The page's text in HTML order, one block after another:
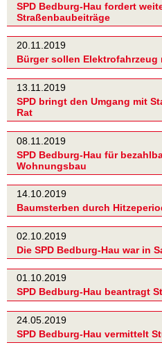
SPD Bedburg-Hau fordert
Straßenbaubeiträge
20.11.2019
Bürger sollen Elektrofahrzeug
13.11.2019
SPD bringt den Umgang mit
Rat
08.11.2019
SPD Bedburg-Hau für
Wohnungsbau
14.10.2019
Baumsterben durch
02.10.2019
Die SPD Bedburg-Hau war in
01.10.2019
SPD Bedburg-Hau beantragt
24.05.2019
SPD Bedburg-Hau vermittelt